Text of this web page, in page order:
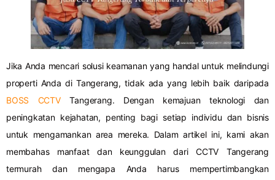
Jika Anda mencari solusi keamanan yang handal untuk melindungi
properti Anda di Tangerang, tidak ada yang lebih baik daripada
BOSS CCTVTangerang. Dengan kemajuan teknologi dan
peningkatan kejahatan, penting bagi setiap individu dan bisnis
untuk mengamankan area mereka. Dalam artikel ini, kami akan
membahas manfaat dan keunggulan dari CCTV Tangerang
termurah dan mengapa Anda harus mempertimbangkan